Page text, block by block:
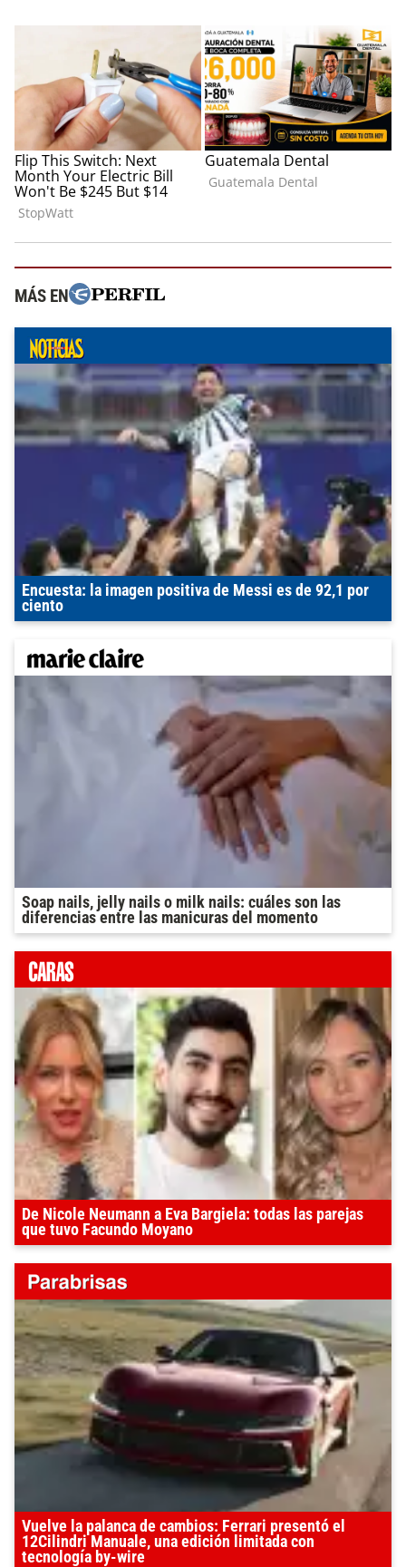
MÁS EN
Encuesta: la imagen positiva de Messi es de 92,1 por
ciento
Soap nails, jelly nails o milk nails: cuáles son las
diferencias entre las manicuras del momento
De Nicole Neumann a Eva Bargiela: todas las parejas
que tuvo Facundo Moyano
Vuelve la palanca de cambios: Ferrari presentó el
12Cilindri Manuale, una edición limitada con
tecnología by-wire